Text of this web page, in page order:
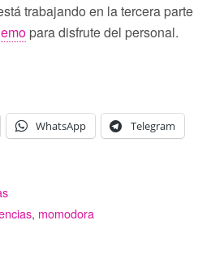
trabajando en la tercera parte
para disfrute del personal.
WhatsApp Telegram
, momodora